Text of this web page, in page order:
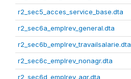
r2_sec5_acces_service_base.dta
r2_sec6a_emplrev_general.dta
r2_sec6b_emplrev_travailsalarie.dta
r2_sec6c_emplrev_nonagr.dta
r2_sec6d_emplrev_agr.dta